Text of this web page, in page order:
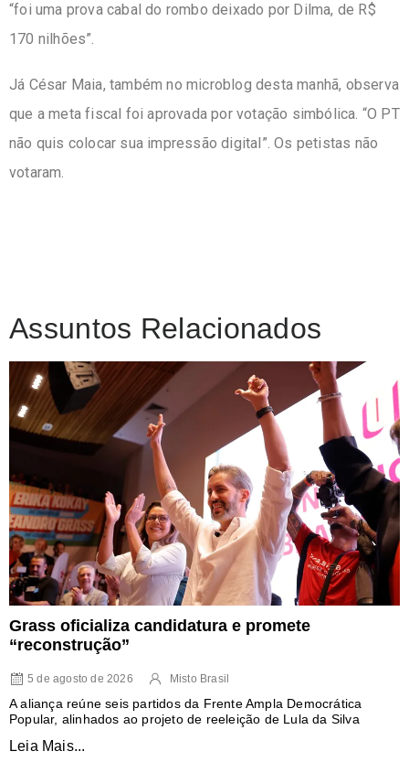
“foi uma prova cabal do rombo deixado por Dilma, de R$
170 nilhões”.
Já César Maia, também no microblog desta manhã, observa
que a meta fiscal foi aprovada por votação simbólica. “O PT
não quis colocar sua impressão digital”. Os petistas não
votaram.
Assuntos Relacionados
Grass oficializa candidatura e promete
“reconstrução”
5 de agosto de 2026 Misto Brasil
A aliança reúne seis partidos da Frente Ampla Democrática
Popular, alinhados ao projeto de reeleição de Lula da Silva
Leia Mais...